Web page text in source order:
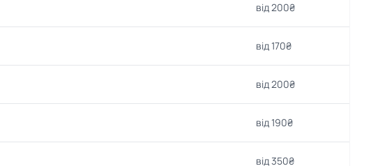
від 200₴
від 170₴
від 200₴
від 190₴
від 350₴